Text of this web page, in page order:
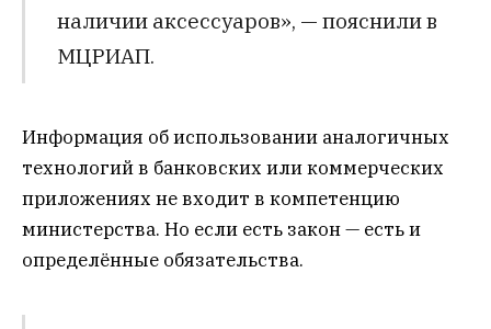
наличии аксессуаров», — пояснили в
МЦРИАП.
Информация об использовании аналогичных
технологий в банковских или коммерческих
приложениях не входит в компетенцию
министерства. Но если есть закон — есть и
определённые обязательства.